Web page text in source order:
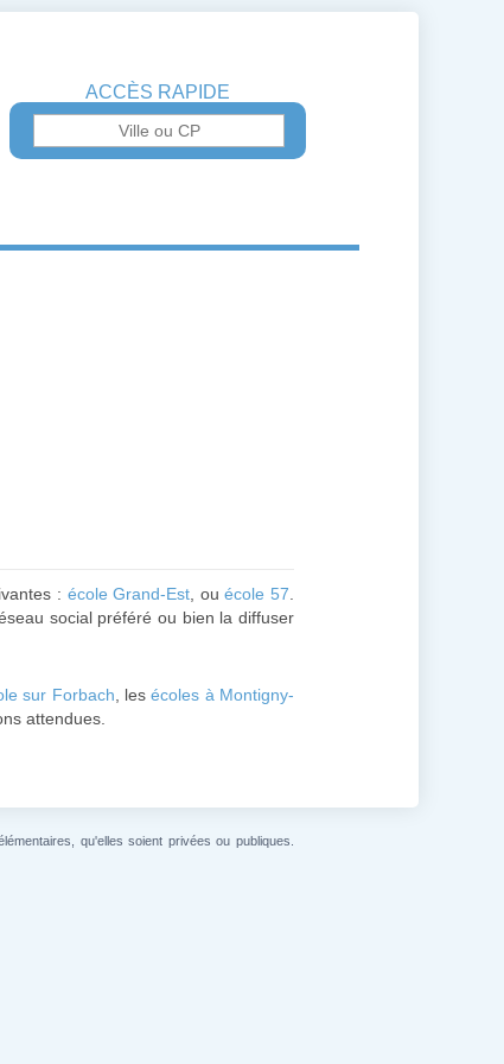
ACCÈS RAPIDE
: école Grand-Est , ouécole 57
social préféré ou bien la diffuser
sur Forbach , lesécoles à Montigny-
attendues.
qu'elles soient privées ou publiques.